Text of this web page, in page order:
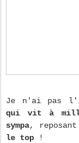
Je n'ai pas
qui vit à
sympa, reposant
le top !